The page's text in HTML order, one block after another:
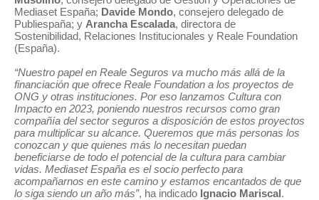
Mediaset España; Davide Mondo, consejero delegado de
Publiespaña; y Arancha Escalada, directora de
Sostenibilidad, Relaciones Institucionales y Reale Foundation
(España).
“Nuestro papel en Reale Seguros va mucho más allá de la
financiación que ofrece Reale Foundation a los proyectos de
ONG y otras instituciones. Por eso lanzamos Cultura con
Impacto en 2023, poniendo nuestros recursos como gran
compañía del sector seguros a disposición de estos proyectos
para multiplicar su alcance. Queremos que más personas los
conozcan y que quienes más lo necesitan puedan
beneficiarse de todo el potencial de la cultura para cambiar
vidas. Mediaset España es el socio perfecto para
acompañarnos en este camino y estamos encantados de que
lo siga siendo un año más”, ha indicado Ignacio Mariscal.